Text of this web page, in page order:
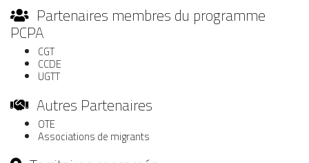
Partenaires membres du programme
PCPA
CGT
CCDE
UGTT
Autres Partenaires
OTE
Associations de migrants